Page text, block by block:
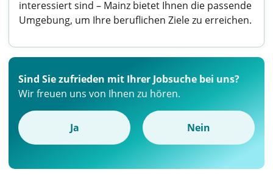
interessiert sind – Mainz bietet Ihnen die passende
Umgebung, um Ihre beruflichen Ziele zu erreichen.
Sind Sie zufrieden mit Ihrer Jobsuche bei uns?
Wir freuen uns von Ihnen zu hören.
Ja Nein